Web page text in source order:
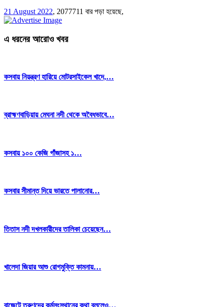
21 August 2022, 2077711 বার পড়া হয়েছে,
এ ধরনের আরোও খবর
কসবায় নিয়ন্ত্রণ হারিয়ে মোটরসাইকেল খাদে,…
ব্রাহ্মণবাড়িয়ায় মেঘনা নদী থেকে অবৈধভাবে…
কসবায় ১০০ কেজি গাঁজাসহ ১…
কসবার সীমান্ত দিয়ে ভারতে পালানোর…
তিতাস নদী দখলকারীদের তালিকা চেয়েছেন…
খালেদা জিয়ার আশু রোগমুক্তি কামনায়…
বাজেটে তরুণদের কর্মসংস্থানের কথা বললেও…